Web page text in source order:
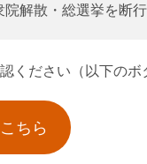
解散・総選挙を断
ください（以下のボ
ちら